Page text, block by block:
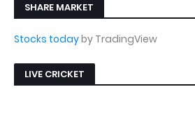
SHARE MARKET
Stocks todayby TradingView
LIVE CRICKET